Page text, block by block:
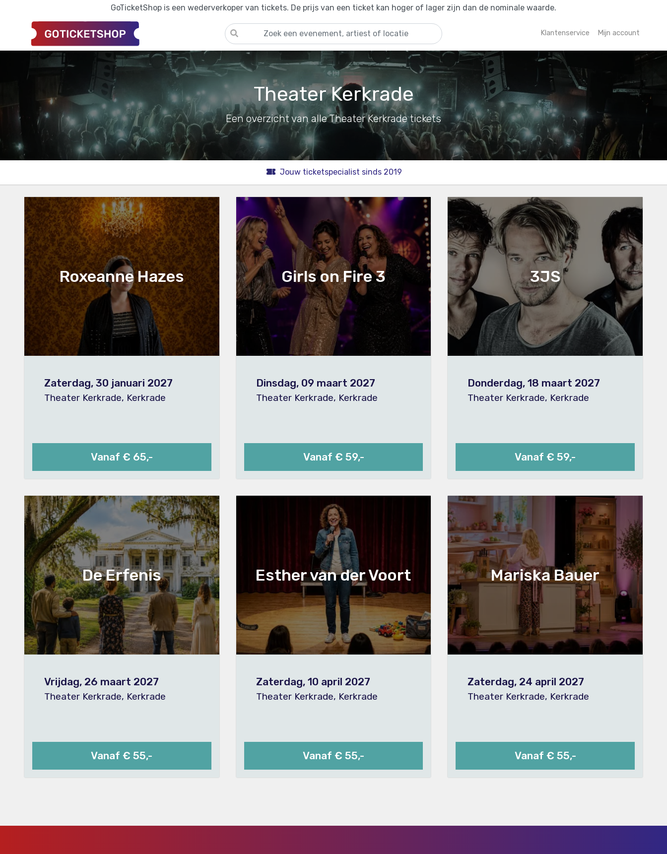
GoTicketShop is een wederverkoper van tickets. De prijs van een ticket kan hoger of lager zijn dan de nominale waarde.
Klantenservice Mijn account
Theater Kerkrade
Een overzicht van alle Theater Kerkrade tickets
Jouw ticketspecialist sinds 2019
Roxeanne Hazes
Zaterdag, 30 januari 2027
Theater Kerkrade, Kerkrade
Vanaf € 65,-
Girls on Fire 3
Dinsdag, 09 maart 2027
Theater Kerkrade, Kerkrade
Vanaf € 59,-
3JS
Donderdag, 18 maart 2027
Theater Kerkrade, Kerkrade
Vanaf € 59,-
De Erfenis
Vrijdag, 26 maart 2027
Theater Kerkrade, Kerkrade
Vanaf € 55,-
Esther van der Voort
Zaterdag, 10 april 2027
Theater Kerkrade, Kerkrade
Vanaf € 55,-
Mariska Bauer
Zaterdag, 24 april 2027
Theater Kerkrade, Kerkrade
Vanaf € 55,-